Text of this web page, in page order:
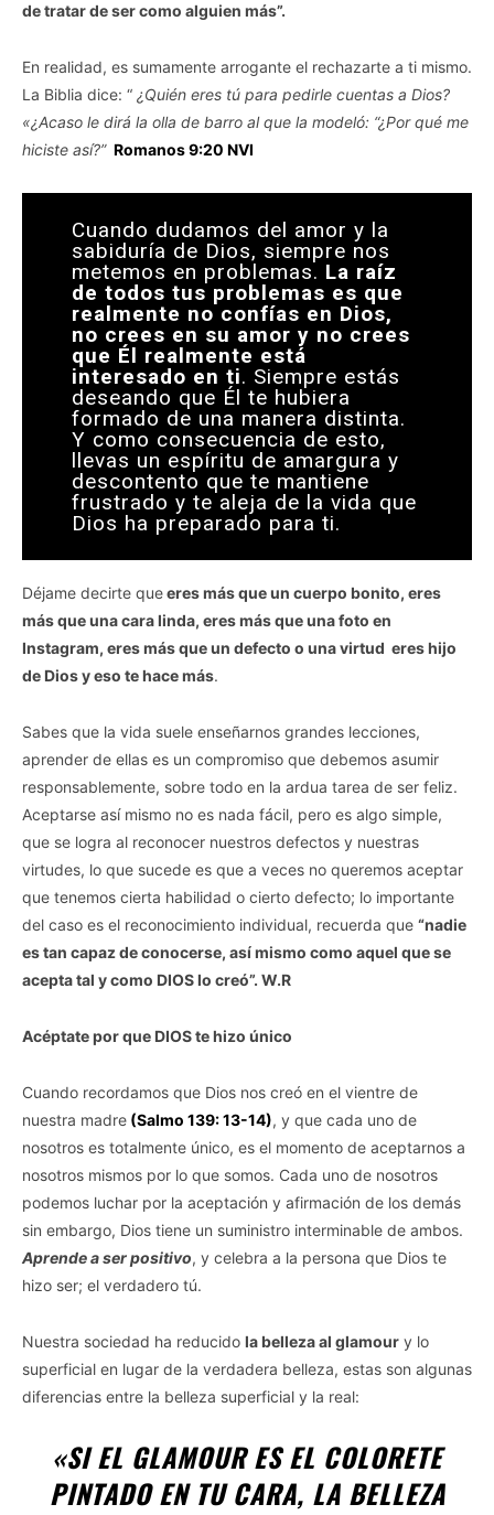
de tratar de ser como alguien más”.
En realidad, es sumamente arrogante el rechazarte a ti mismo.
La Biblia dice: “ ¿Quién eres tú para pedirle cuentas a Dios?
«¿Acaso le dirá la olla de barro al que la modeló: “¿Por qué me
hiciste así?” Romanos 9:20 NVI
Cuando dudamos del amor y la
sabiduría de Dios, siempre nos
metemos en problemas. La raíz
de todos tus problemas es que
realmente no confías en Dios,
no crees en su amor y no crees
que Él realmente está
interesado en ti. Siempre estás
deseando que Él te hubiera
formado de una manera distinta.
Y como consecuencia de esto,
llevas un espíritu de amargura y
descontento que te mantiene
frustrado y te aleja de la vida que
Dios ha preparado para ti.
Déjame decirte queeres más que un cuerpo bonito, eres
más que una cara linda, eres más que una foto en
Instagram, eres más que un defecto o una virtud eres hijo
de Dios y eso te hace más.
Sabes que la vida suele enseñarnos grandes lecciones,
aprender de ellas es un compromiso que debemos asumir
responsablemente, sobre todo en la ardua tarea de ser feliz.
Aceptarse así mismo no es nada fácil, pero es algo simple,
que se logra al reconocer nuestros defectos y nuestras
virtudes, lo que sucede es que a veces no queremos aceptar
que tenemos cierta habilidad o cierto defecto; lo importante
del caso es el reconocimiento individual, recuerda que “nadie
es tan capaz de conocerse, así mismo como aquel que se
acepta tal y como DIOS lo creó”. W.R
Acéptate por que DIOS te hizo único
Cuando recordamos que Dios nos creó en el vientre de
nuestra madre (Salmo 139: 13-14), y que cada uno de
nosotros es totalmente único, es el momento de aceptarnos a
nosotros mismos por lo que somos. Cada uno de nosotros
podemos luchar por la aceptación y afirmación de los demás
sin embargo, Dios tiene un suministro interminable de ambos.
Aprende a ser positivo, y celebra a la persona que Dios te
hizo ser; el verdadero tú.
Nuestra sociedad ha reducido la belleza al glamour y lo
superficial en lugar de la verdadera belleza, estas son algunas
diferencias entre la belleza superficial y la real:
«SI EL GLAMOUR ES EL COLORETE
PINTADO EN TU CARA, LA BELLEZA